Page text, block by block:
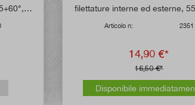
6
filettature interne ed esterne,
Articolo n: 2351
14,90 €*
16,50 €*
Disponibile